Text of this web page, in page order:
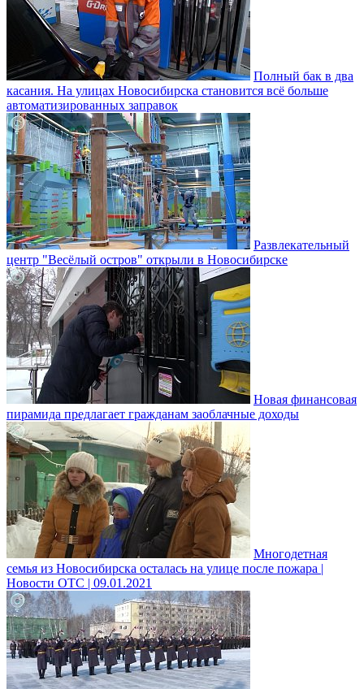
Полный бак в два
касания. На улицах Новосибирска становится всё больше
автоматизированных заправок
Развлекательный
центр "Весёлый остров" открыли в Новосибирске
Новая финансовая
пирамида предлагает гражданам заоблачные доходы
Многодетная
семья из Новосибирска осталась на улице после пожара |
Новости ОТС | 09.01.2021